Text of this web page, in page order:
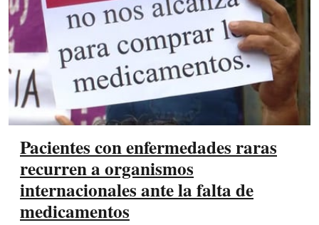
Pacientes con enfermedades raras
recurren a organismos
internacionales ante la falta de
medicamentos